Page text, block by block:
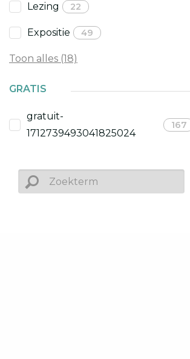
Lezing 22
Expositie 49
Toon alles (18)
GRATIS
gratuit-
1712739493041825024
167